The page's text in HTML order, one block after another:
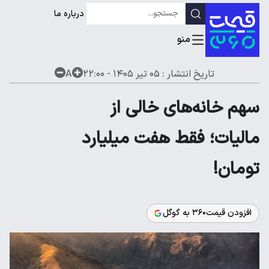
درباره ما
تاریخ انتشار : ۰۵ تیر ۱۴۰۵ - ۲۲:۰۰ A
سهم خانه‌های خالی از
مالیات؛ فقط هفت میلیارد
تومان!
افزودن قیمت۳۶۰ به گوگل